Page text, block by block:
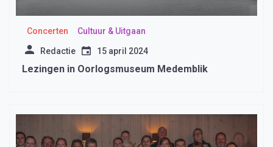
Concerten Cultuur & Uitgaan
Redactie 15 april 2024
Lezingen in Oorlogsmuseum Medemblik